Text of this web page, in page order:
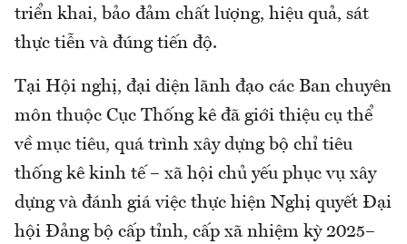
triển khai, bảo đảm chất lượng, hiệu quả, sát
thực tiễn và đúng tiến độ.
Tại Hội nghị, đại diện lãnh đạo các Ban chuyên
môn thuộc Cục Thống kê đã giới thiệu cụ thể
về mục tiêu, quá trình xây dựng bộ chỉ tiêu
thống kê kinh tế – xã hội chủ yếu phục vụ xây
dựng và đánh giá việc thực hiện Nghị quyết Đại
hội Đảng bộ cấp tỉnh, cấp xã nhiệm kỳ 2025–